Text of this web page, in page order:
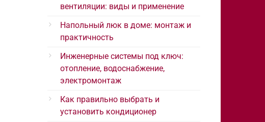
вентиляции: виды и применение
Напольный люк в доме: монтаж и
практичность
Инженерные системы под ключ:
отопление, водоснабжение,
электромонтаж
Как правильно выбрать и
установить кондиционер